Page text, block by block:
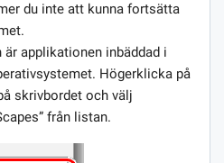
du inte att kunna fortsätta
applikationen inbäddad i
Högerklicka på
skrivbordet och välj
från listan.